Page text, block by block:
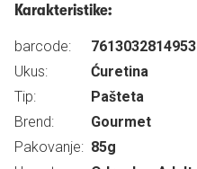
Karakteristike:
barcode:
7613032814953
Ukus:
Ćuretina
Tip:
Pašteta
Brend:
Gourmet
Pakovanje: 85g